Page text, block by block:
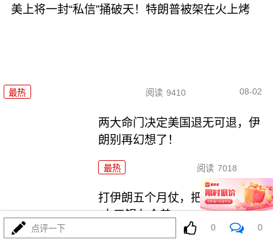
美上将一封“私信”捅破天！特朗普被架在火上烤
最热 阅读 9410 08-02
两大命门决定美国退无可退，伊
朗别再幻想了！
最热 阅读 7018
打伊朗五个月仗，把美军打成了
“十口锅九个盖”
点评一下 0 0